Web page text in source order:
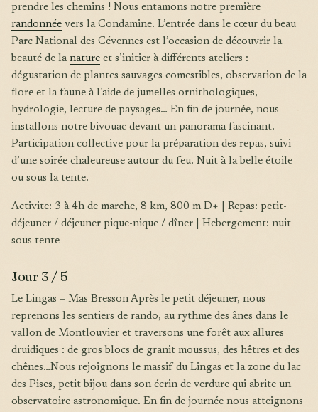
prendre les chemins ! Nous entamons notre première
randonnée vers la Condamine. L’entrée dans le cœur du beau
Parc National des Cévennes est l’occasion de découvrir la
beauté de la nature et s’initier à différents ateliers :
dégustation de plantes sauvages comestibles, observation de la
flore et la faune à l’aide de jumelles ornithologiques,
hydrologie, lecture de paysages… En fin de journée, nous
installons notre bivouac devant un panorama fascinant.
Participation collective pour la préparation des repas, suivi
d’une soirée chaleureuse autour du feu. Nuit à la belle étoile
ou sous la tente.
Activite: 3 à 4h de marche, 8 km, 800 m D+ | Repas: petit-
déjeuner / déjeuner pique-nique / dîner | Hebergement: nuit
sous tente
Jour 3 / 5
Le Lingas – Mas Bresson Après le petit déjeuner, nous
reprenons les sentiers de rando, au rythme des ânes dans le
vallon de Montlouvier et traversons une forêt aux allures
druidiques : de gros blocs de granit moussus, des hêtres et des
chênes…Nous rejoignons le massif du Lingas et la zone du lac
des Pises, petit bijou dans son écrin de verdure qui abrite un
observatoire astronomique. En fin de journée nous atteignons